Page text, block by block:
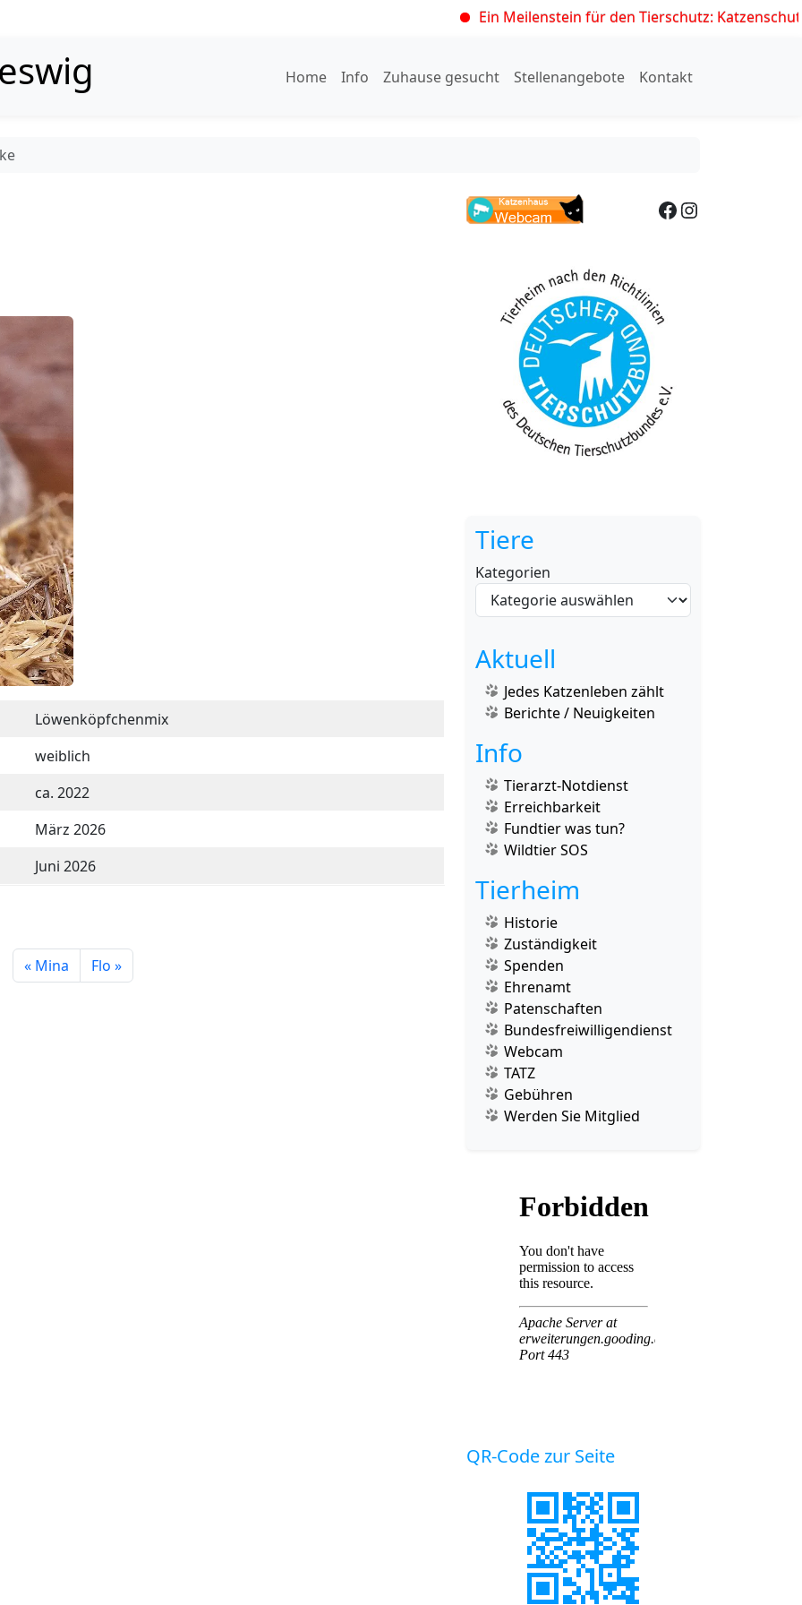
Ein Meilenstein für den Tierschutz:
Home Info Zuhause gesucht Stellenangebote Kontakt
Löwenköpfchenmix
weiblich
ca. 2022
März 2026
Juni 2026
Mina Flo
Facebook Instagram
Tiere
Kategorien
Aktuell
Jedes Katzenleben zählt
Berichte / Neuigkeiten
Info
Tierarzt-Notdienst
Erreichbarkeit
Fundtier was tun?
Wildtier SOS
Tierheim
Historie
Zuständigkeit
Spenden
Ehrenamt
Patenschaften
Bundesfreiwilligendienst
Webcam
TATZ
Gebühren
Werden Sie Mitglied
QR-Code zur Seite